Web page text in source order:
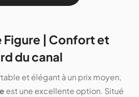
| Confort et
du canal
et élégant à un prix moyen,
est une excellente option. Situé